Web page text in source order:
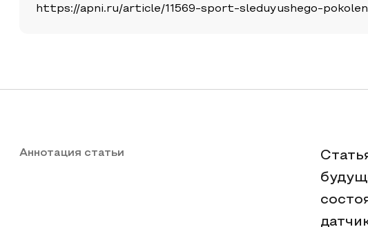
https://apni.ru/article/11569-sport-sleduyushego-
Аннотация статьи